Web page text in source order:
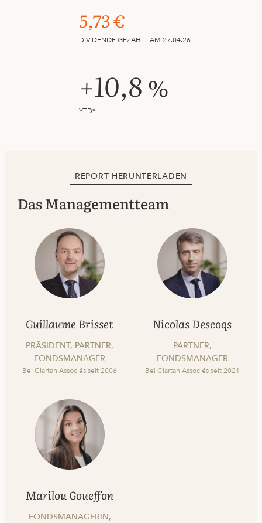
5,73 €
DIVIDENDE GEZAHLT AM 27.04.26
+10,8 %
YTD*
REPORT HERUNTERLADEN
Das Managementteam
Guillaume Brisset
PRÄSIDENT, PARTNER,
FONDSMANAGER
Bei Clartan Associés seit 2006
Nicolas Descoqs
PARTNER,
FONDSMANAGER
Bei Clartan Associés seit 2021
Marilou Goueffon
FONDSMANAGERIN,